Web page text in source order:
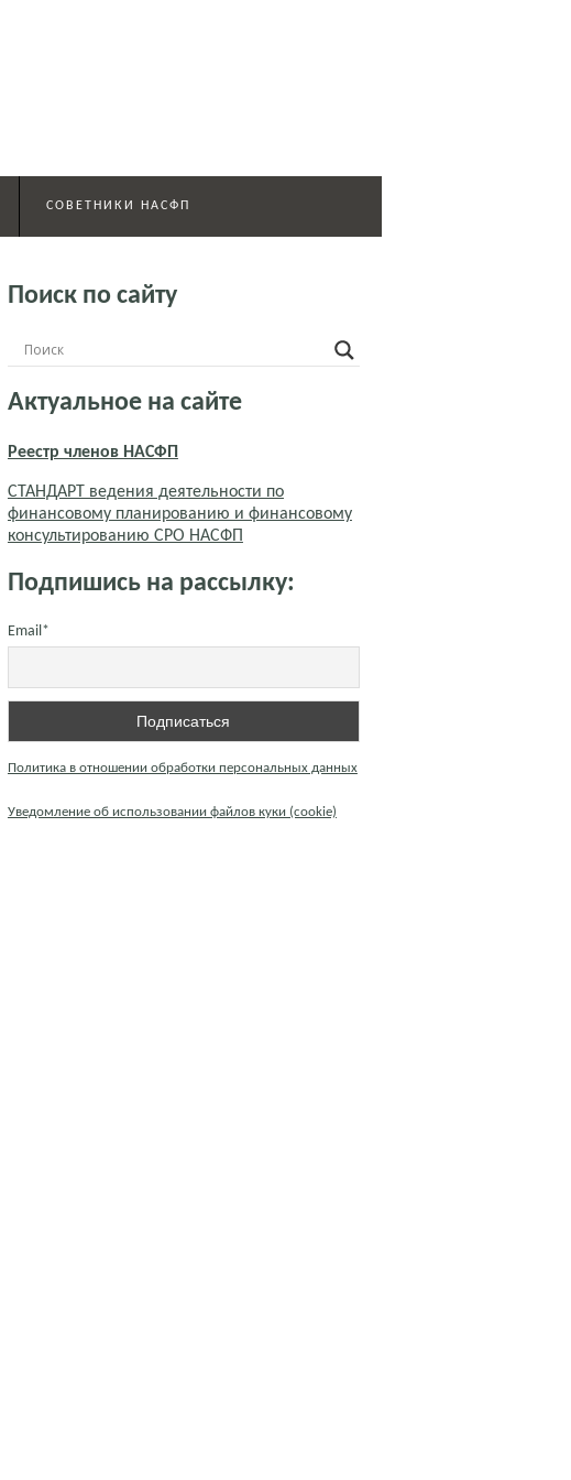
СОВЕТНИКИ НАСФП
Поиск по сайту
Актуальное на сайте
Реестр членов НАСФП
СТАНДАРТ ведения деятельности по
финансовому планированию и финансовому
консультированию СРО НАСФП
Подпишись на рассылку:
Email*
Политика в отношении обработки персональных данных
Уведомление об использовании файлов куки (cookie)